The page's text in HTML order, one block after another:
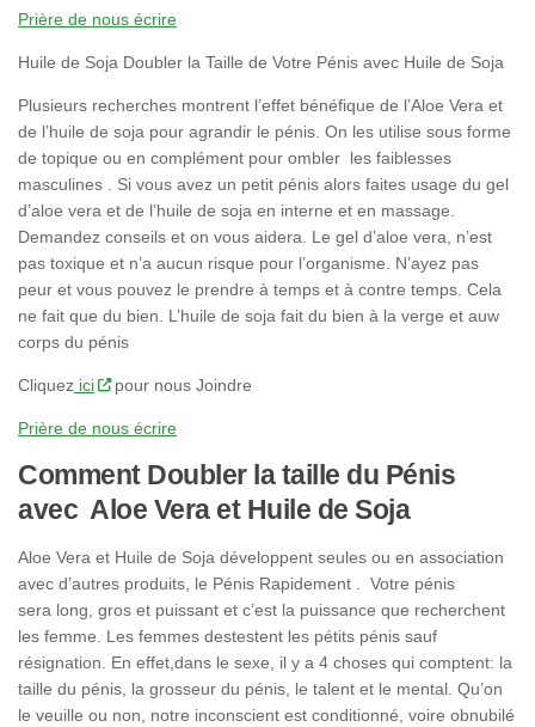
Prière de nous écrire
Huile de Soja Doubler la Taille de Votre Pénis avec Huile de Soja
Plusieurs recherches montrent l’effet bénéfique de l’Aloe Vera et
de l’huile de soja pour agrandir le pénis. On les utilise sous forme
de topique ou en complément pour ombler les faiblesses
masculines . Si vous avez un petit pénis alors faites usage du gel
d’aloe vera et de l’huile de soja en interne et en massage.
Demandez conseils et on vous aidera. Le gel d’aloe vera, n’est
pas toxique et n’a aucun risque pour l’organisme. N’ayez pas
peur et vous pouvez le prendre à temps et à contre temps. Cela
ne fait que du bien. L’huile de soja fait du bien à la verge et auw
corps du pénis
Cliquez ici pour nous Joindre
Prière de nous écrire
Comment Doubler la taille du Pénis
avec Aloe Vera et Huile de Soja
Aloe Vera et Huile de Soja développent seules ou en association
avec d’autres produits, le Pénis Rapidement . Votre pénis
sera long, gros et puissant et c’est la puissance que recherchent
les femme. Les femmes destestent les pétits pénis sauf
résignation. En effet,dans le sexe, il y a 4 choses qui comptent: la
taille du pénis, la grosseur du pénis, le talent et le mental. Qu’on
le veuille ou non, notre inconscient est conditionné, voire obnubilé